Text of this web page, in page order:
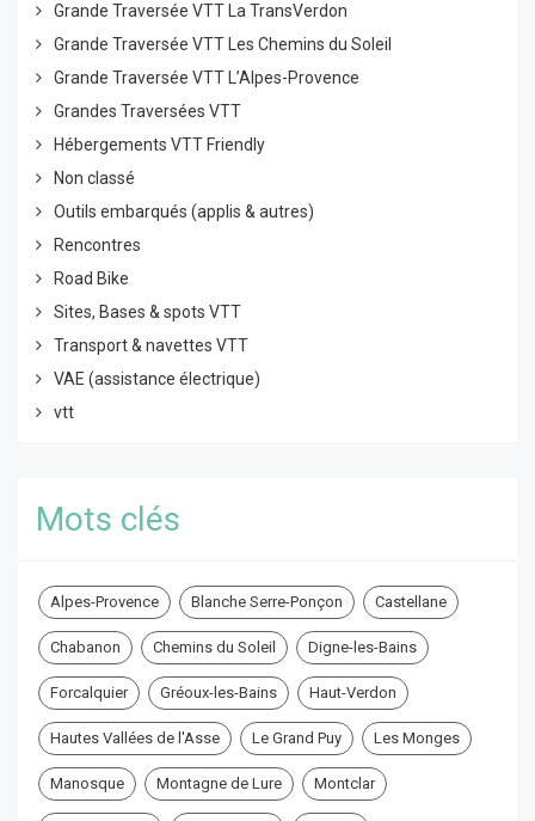
Grande Traversée VTT La TransVerdon
Grande Traversée VTT Les Chemins du Soleil
Grande Traversée VTT L’Alpes-Provence
Grandes Traversées VTT
Hébergements VTT Friendly
Non classé
Outils embarqués (applis & autres)
Rencontres
Road Bike
Sites, Bases & spots VTT
Transport & navettes VTT
VAE (assistance électrique)
vtt
Mots clés
Alpes-Provence Blanche Serre-Ponçon Castellane
Chabanon Chemins du Soleil Digne-les-Bains
Forcalquier Gréoux-les-Bains Haut-Verdon
Hautes Vallées de l'Asse Le Grand Puy Les Monges
Manosque Montagne de Lure Montclar